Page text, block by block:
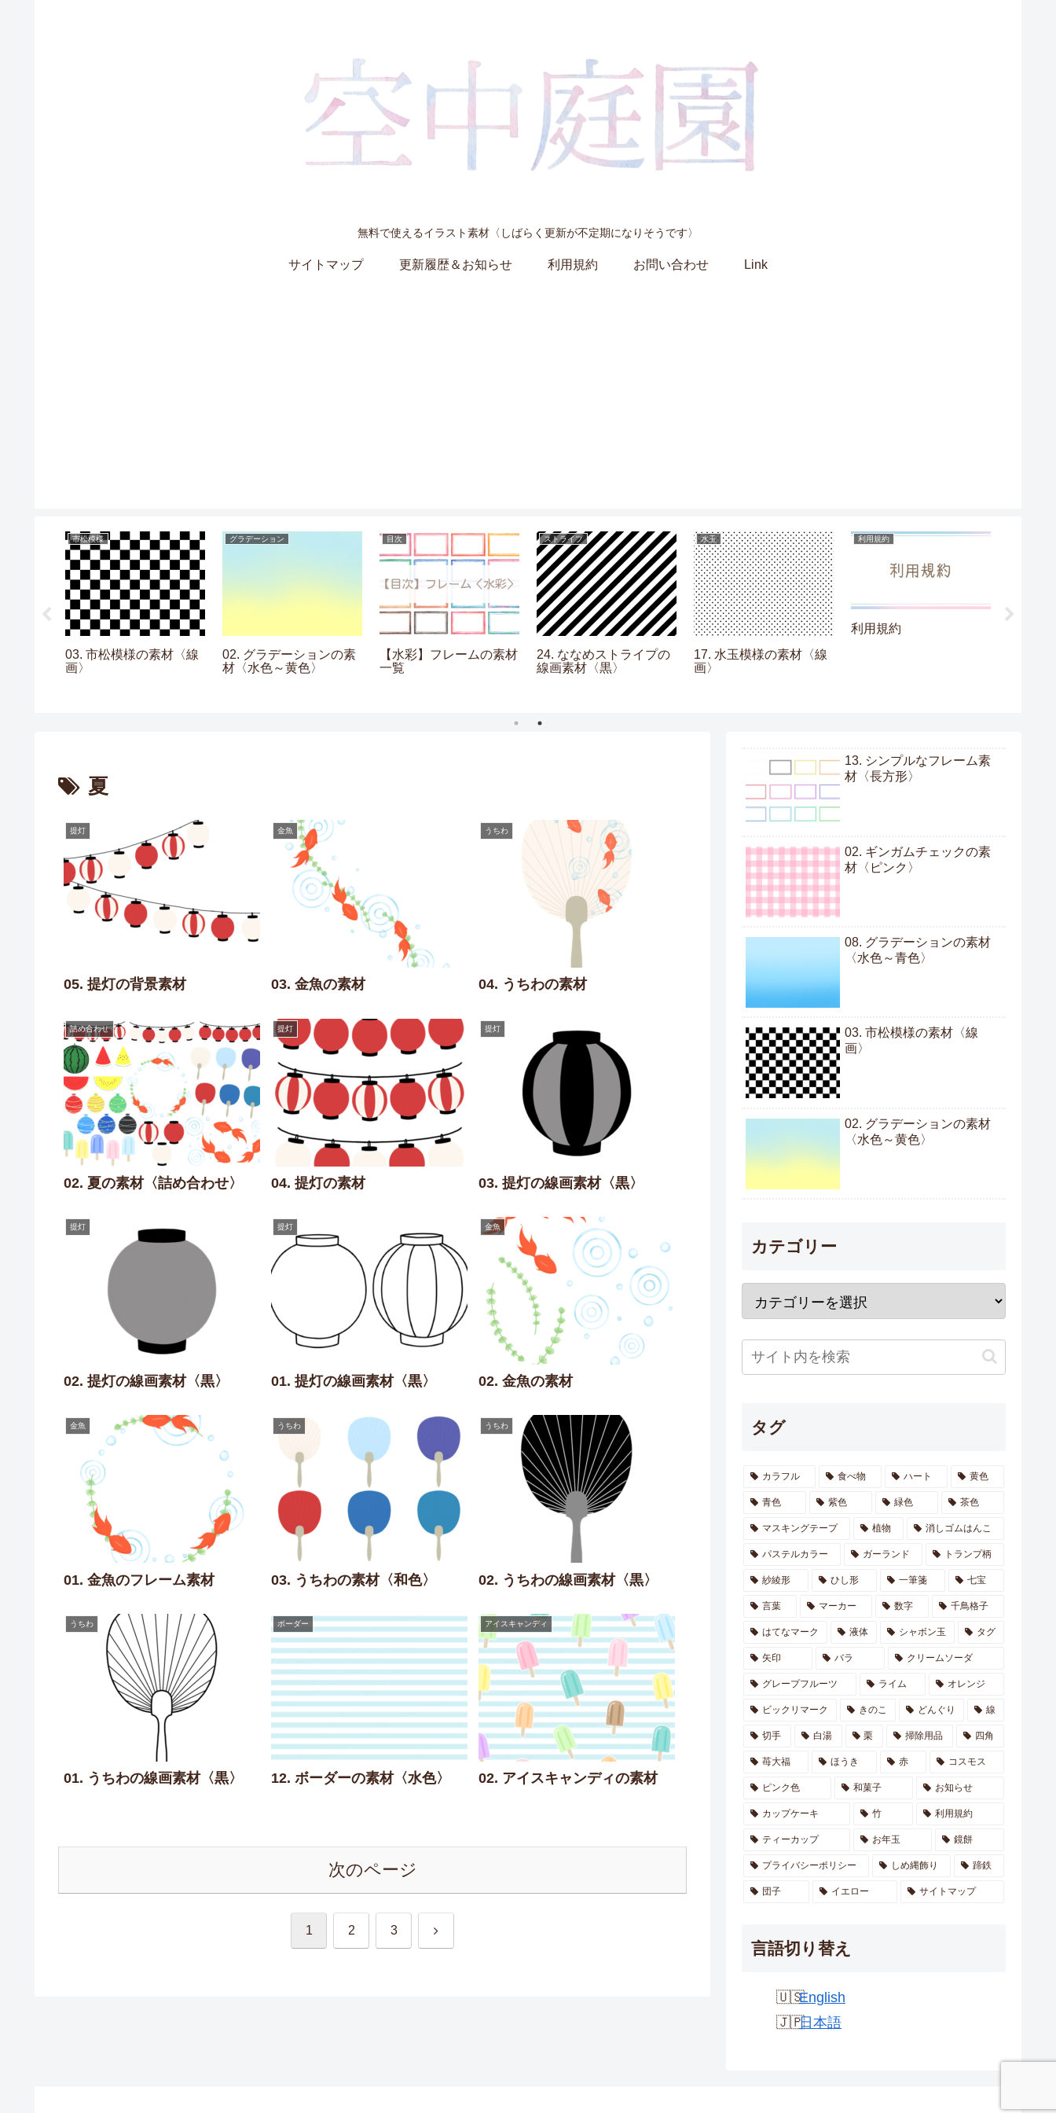
無料で使えるイラスト素材〈しばらく更新が不定期になりそうです〉
サイトマップ 更新履歴＆お知らせ 利用規約 お問い合わせ Link
市松模様
03. 市松模様の素材〈線
画〉
グラデーション
02. グラデーションの素
材〈水色～黄色〉
目次
【水彩】フレームの素材
一覧
ストライプ
24. ななめストライプの
線画素材〈黒〉
水玉
17. 水玉模様の素材〈線
画〉
利用規約
利用規約
夏
提灯
05. 提灯の背景素材
金魚
03. 金魚の素材
うちわ
04. うちわの素材
詰め合わせ
02. 夏の素材〈詰め合わせ〉
提灯
04. 提灯の素材
提灯
03. 提灯の線画素材〈黒〉
提灯
02. 提灯の線画素材〈黒〉
提灯
01. 提灯の線画素材〈黒〉
金魚
02. 金魚の素材
金魚
01. 金魚のフレーム素材
うちわ
03. うちわの素材〈和色〉
うちわ
02. うちわの線画素材〈黒〉
うちわ
01. うちわの線画素材〈黒〉
ボーダー
12. ボーダーの素材〈水色〉
アイスキャンディ
02. アイスキャンディの素材
次のページ
1 2 3 次
13. シンプルなフレーム素
材〈長方形〉
02. ギンガムチェックの素
材〈ピンク〉
08. グラデーションの素材
〈水色～青色〉
03. 市松模様の素材〈線
画〉
02. グラデーションの素材
〈水色～黄色〉
カテゴリー
タグ
カラフル 食べ物 ハート 黄色
青色 紫色 緑色 茶色
マスキングテープ 植物 消しゴムはんこ
パステルカラー ガーランド トランプ柄
紗綾形 ひし形 一筆箋 七宝
言葉 マーカー 数字 千鳥格子
はてなマーク 液体 シャボン玉 タグ
矢印 バラ クリームソーダ
グレープフルーツ ライム オレンジ
ビックリマーク きのこ どんぐり 線
切手 白湯 栗 掃除用品 四角
苺大福 ほうき 赤 コスモス
ピンク色 和菓子 お知らせ
カップケーキ 竹 利用規約
ティーカップ お年玉 鏡餅
プライバシーポリシー しめ縄飾り 蹄鉄
団子 イエロー サイトマップ
言語切り替え
English
日本語